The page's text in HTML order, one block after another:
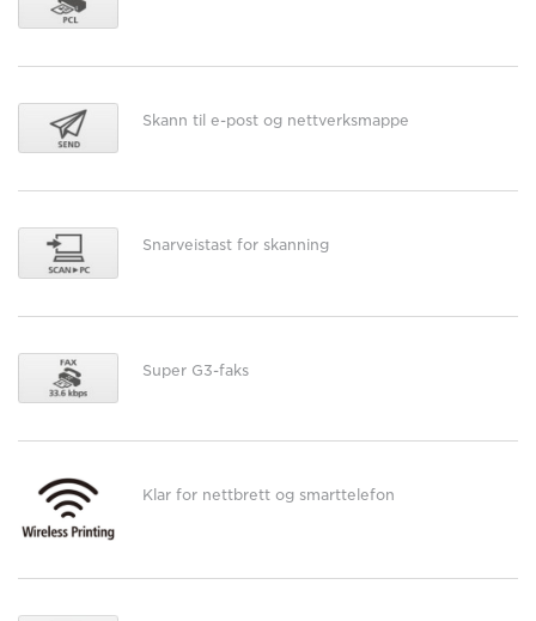
Skann til e-post og nettverksmappe
Snarveistast for skanning
Super G3-faks
Klar for nettbrett og smarttelefon